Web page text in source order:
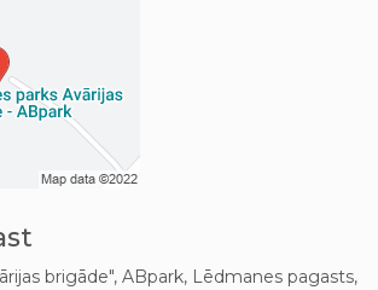
brigāde", ABpark, Lēdmanes pagasts,